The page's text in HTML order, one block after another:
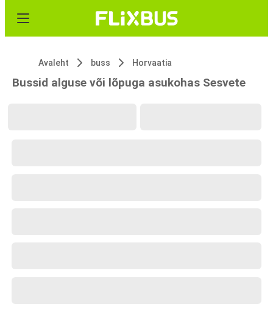
Avaleht buss Horvaatia
Bussid alguse või lõpuga asukohas Sesvete